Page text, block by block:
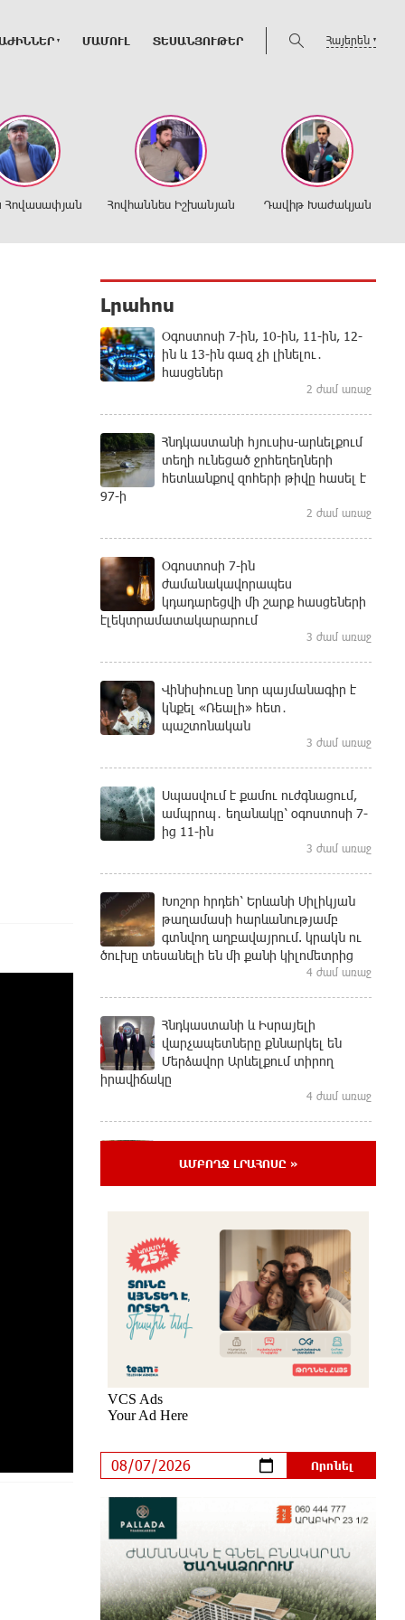
ՄԱՄՈՒԼ ՏԵՍԱՆՅՈՒԹԵՐ Հայերեն
Հովասափյան Հովհաննես Իշխանյան Դավիթ Խաժակյան
Լրահոս
Օգոստոսի 7-ին, 10-ին, 11-ին, 12-
ին և 13-ին գազ չի լինելու․
հասցեներ
2 ժամ առաջ
Հնդկաստանի հյուսիս-արևելքում
տեղի ունեցած ջրհեղեղների
հետևանքով զոհերի թիվը հասել է
97-ի
2 ժամ առաջ
Օգոստոսի 7-ին
ժամանակավորապես
կդադարեցվի մի շարք հասցեների
էլեկտրամատակարարում
3 ժամ առաջ
Վինիսիուսը նոր պայմանագիր է
կնքել «Ռեալի» հետ․
պաշտոնական
3 ժամ առաջ
Սպասվում է քամու ուժգնացում,
ամպրոպ․ եղանակը՝ օգոստոսի 7-
ից 11-ին
3 ժամ առաջ
Խոշոր հրդեհ՝ Երևանի Սիլիկյան
թաղամասի հարևանությամբ
գտնվող աղբավայրում. կրակն ու
ծուխը տեսանելի են մի քանի կիլոմետրից
4 ժամ առաջ
Հնդկաստանի և Իսրայելի
վարչապետները քննարկել են
Մերձավոր Արևելքում տիրող
իրավիճակը
4 ժամ առաջ
շրջանում արմատից փտած
հերթական ծառն է տապալվել
Իրանը և Օմանը պլանավորում են
փոխել Հորմուզի նեղուցի
նավագնացության կառուցվածքը
5 ժամ առաջ
8-ամյա Մոնթե Մուրադյանն ու
Սյունե Քոսակյանը հաղթահարել
են Արարատի գագաթը
Վթար Լոռու մարզում․
փրկարարները վարորդին դուրս
են բերել արգելափակումից
5 ժամ առաջ
Երևանում երթուղիների
փոփոխություն կլինի
6 ժամ առաջ
ԱՄԲՈՂՋ ԼՐԱՀՈՍԸ »